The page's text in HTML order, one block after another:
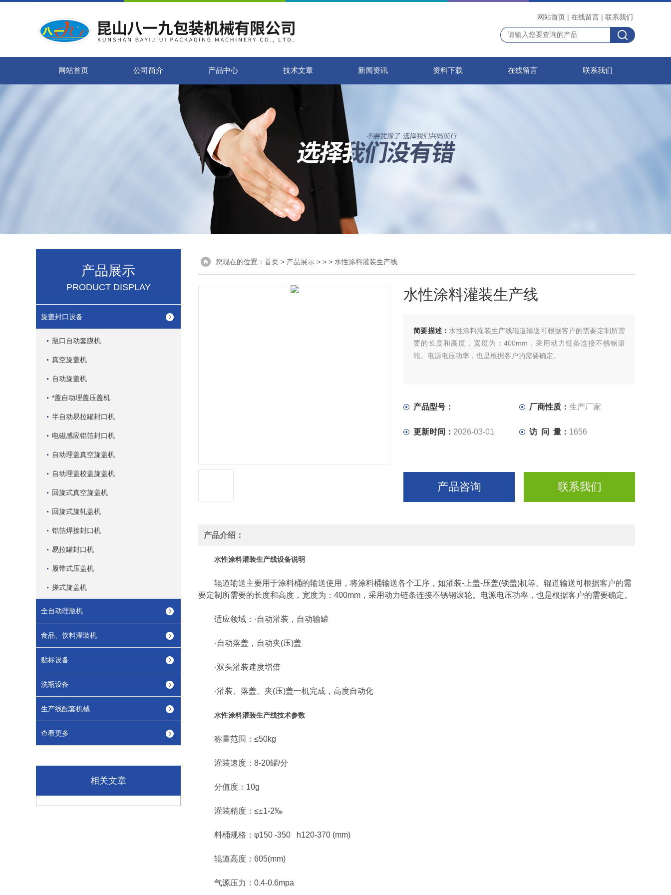
网站首页 | 在线留言 | 联系我们
网站首页 公司简介 产品中心 技术文章 新闻资讯 资料下载 在线留言 联系我们
产品展示
PRODUCT DISPLAY
旋盖封口设备
瓶口自动套膜机
真空旋盖机
自动旋盖机
*盖自动理盖压盖机
半自动易拉罐封口机
电磁感应铝箔封口机
自动理盖真空旋盖机
自动理盖校盖旋盖机
回旋式真空旋盖机
回旋式旋轧盖机
铝箔焊接封口机
易拉罐封口机
履带式压盖机
搓式旋盖机
全自动理瓶机
食品、饮料灌装机
贴标设备
洗瓶设备
生产线配套机械
查看更多
相关文章
您现在的位置： 首页 > 产品展示 > > > 水性涂料灌装生产线
水性涂料灌装生产线
简要描述： 水性涂料灌装生产线辊道输送可根据客户的需要定制所需
要的长度和高度，宽度为：400mm，采用动力链条连接不锈钢滚
轮。电源电压功率，也是根据客户的需要确定。
产品型号： 厂商性质：生产厂家
更新时间： 2026-03-01 访 问 量： 1656
产品咨询 联系我们
产品介绍：
水性涂料灌装生产线设备说明
辊道输送主要用于涂料桶的输送使用，将涂料桶输送各个工序，如灌装-上盖-压盖(锁盖)机等。辊道输送可根据客户的需
要定制所需要的长度和高度，宽度为：400mm，采用动力链条连接不锈钢滚轮。电源电压功率，也是根据客户的需要确定。
适应领域：·自动灌装，自动输罐
·自动落盖，自动夹(压)盖
·双头灌装速度增倍
·灌装、落盖、夹(压)盖一机完成，高度自动化
水性涂料灌装生产线技术参数
称量范围：≤50kg
灌装速度：8-20罐/分
分值度：10g
灌装精度：≤±1-2‰
料桶规格：φ150 -350 h120-370 (mm)
辊道高度：605(mm)
气源压力：0.4-0.6mpa